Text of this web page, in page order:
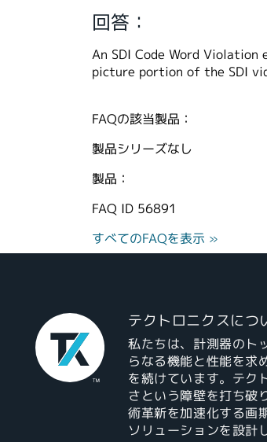
回答：
An SDI Code Word
picture portion of the SDI
FAQの該当製品：
製品シリーズなし
製品：
FAQ ID 56891
すべてのFAQを表示 »
テクトロニクスにつ
私たちは、計測器のト
らなる機能と性能を求
を続けています。テク
さという障壁を打ち破
術革新を加速化する画
ソリューションを設計